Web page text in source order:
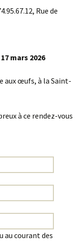
Rue de
mars 2026
aux œufs, à la Saint-
à ce rendez-vous
au courant des